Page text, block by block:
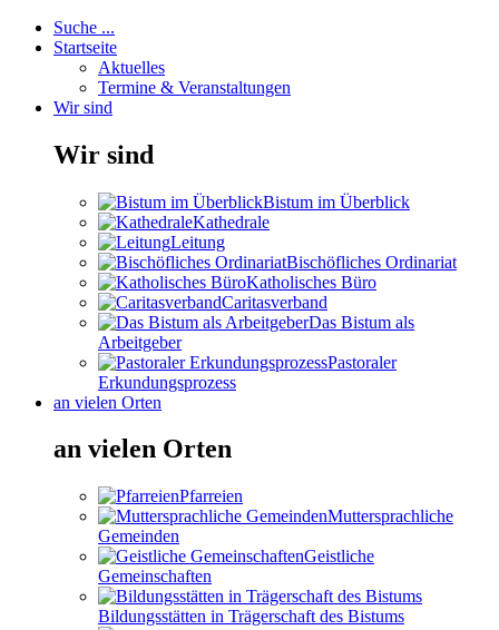
Suche ...
Startseite
Aktuelles
Termine & Veranstaltungen
Wir sind
Wir sind
Bistum im Überblick
Kathedrale
Leitung
Bischöfliches Ordinariat
Katholisches Büro
Caritasverband
Das Bistum als
Arbeitgeber
Pastoraler
Erkundungsprozess
an vielen Orten
an vielen Orten
Pfarreien
Muttersprachliche
Gemeinden
Geistliche
Gemeinschaften
Bildungsstätten in Trägerschaft des Bistums